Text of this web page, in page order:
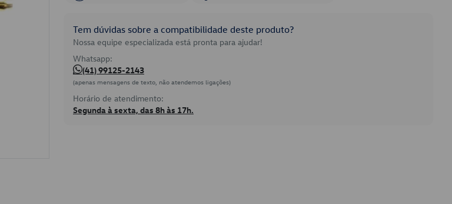
Tem dúvidas sobre a compatibilidade deste produto?
Nossa equipe especializada está pronta para ajudar!
Whatsapp:
(41) 99125-2143
(apenas mensagens de texto, não atendemos ligações)
Horário de atendimento:
Segunda à sexta, das 8h às 17h.